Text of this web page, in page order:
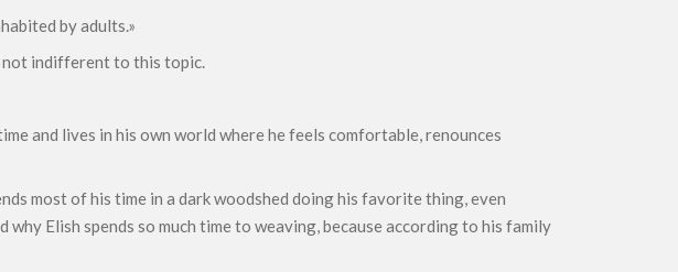
by adults.»
not indifferent to this topic.
and lives in his own world where he feels comfortable, renounces
most of his time in a dark woodshed doing his favorite thing, even
Elish spends so much time to weaving, because according to his family